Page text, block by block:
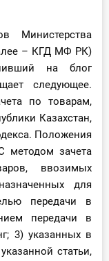
Министерства
– КГД МФ РК)
на блог
следующее.
по товарам,
Казахстан,
Положения
методом зачета
ввозимых
для
передачи в
передачи в
3) указанных в
статьи,